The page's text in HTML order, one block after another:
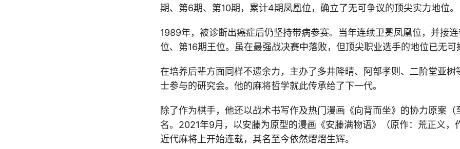
期、第6期、第10期，累计4期凤凰位，确立了无可争议的顶尖实力地位。
1989年，被诊断出癌症后仍坚持带病参赛。当年连续卫冕凤凰位，并接
位、第16期王位。虽在最强战决赛中落败，但顶尖职业选手的地位已无可
在培养后辈方面同样不遗余力，主办了多井隆晴、阿部孝则、二阶堂亚树
士参与的研究会。他的麻将哲学就此传承给了下一代。
除了作为棋手，他还以战术书写作及热门漫画《向背而坐》的协力原案（
名。2021年9月，以安藤为原型的漫画《安藤满物语》（原作：荒正义，
近代麻将上开始连载，其名至今依然熠熠生辉。